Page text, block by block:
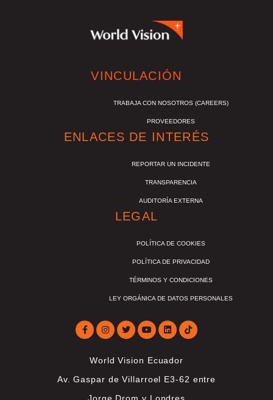
VINCULACIÓN
TRABAJA CON NOSOTROS (CAREERS)
PROVEEDORES
ENLACES DE INTERÉS
REPORTAR UN INCIDENTE
TRANSPARENCIA
AUDITORÍA EXTERNA
LEGAL
POLÍTICA DE COOKIES
POLÍTICA DE PRIVACIDAD
TÉRMINOS Y CONDICIONES
LEY ORGÁNICA DE DATOS PERSONALES
World Vision Ecuador
Av. Gaspar de Villarroel E3-62 entre
Jorge Drom y Londres